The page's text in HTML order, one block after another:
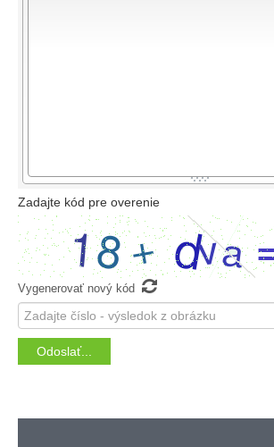
Zadajte kód pre overenie
Vygenerovať nový kód 